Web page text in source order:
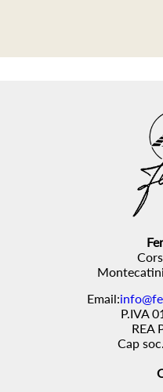
Email:
P.IVA
REA
Cap